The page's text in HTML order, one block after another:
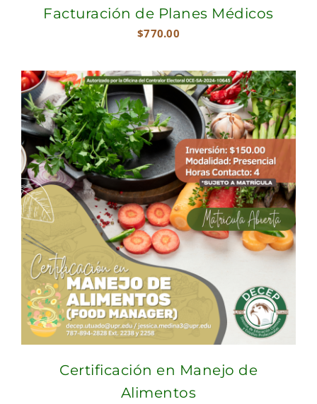
Facturación de Planes Médicos
$770.00
Certificación en Manejo de
Alimentos